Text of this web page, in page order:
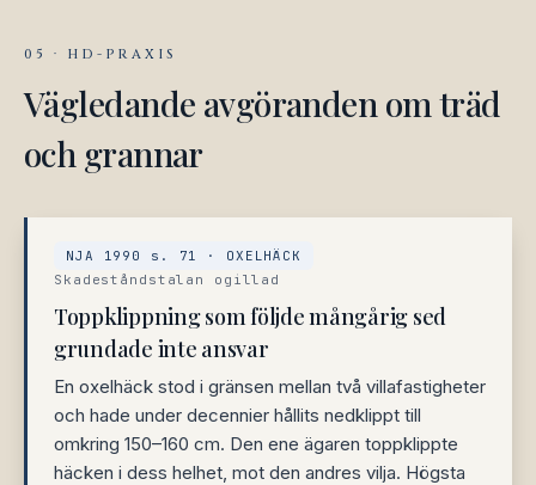
05 · HD-PRAXIS
Vägledande avgöranden om träd
och grannar
NJA 1990 s. 71 · OXELHÄCK
Skadeståndstalan ogillad
Toppklippning som följde mångårig sed
grundade inte ansvar
En oxelhäck stod i gränsen mellan två villafastigheter
och hade under decennier hållits nedklippt till
omkring 150–160 cm. Den ene ägaren toppklippte
häcken i dess helhet, mot den andres vilja. Högsta